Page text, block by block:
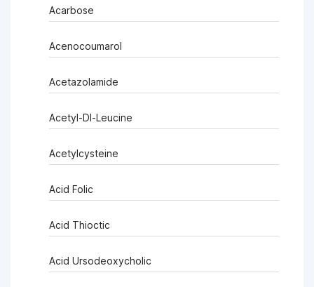
Acarbose
Acenocoumarol
Acetazolamide
Acetyl-Dl-Leucine
Acetylcysteine
Acid Folic
Acid Thioctic
Acid Ursodeoxycholic